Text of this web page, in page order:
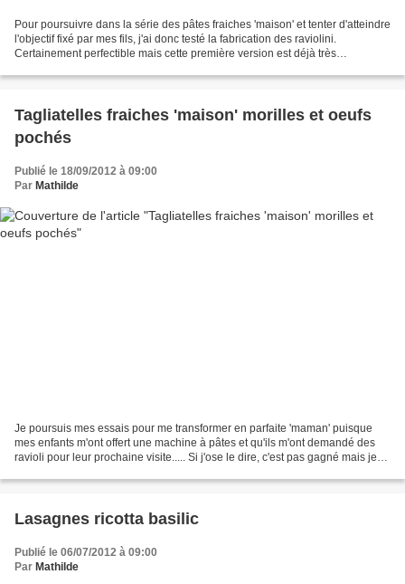
Pour poursuivre dans la série des pâtes fraiches 'maison' et tenter d'atteindre
l'objectif fixé par mes fils, j'ai donc testé la fabrication des raviolini.
Certainement perfectible mais cette première version est déjà très
Tagliatelles fraiches 'maison' morilles et oeufs
pochés
Publié le 18/09/2012 à 09:00
Par Mathilde
Je poursuis mes essais pour me transformer en parfaite 'maman' puisque
mes enfants m'ont offert une machine à pâtes et qu'ils m'ont demandé des
ravioli pour leur prochaine visite..... Si j'ose le dire, c'est pas gagné mais je
Lasagnes ricotta basilic
Publié le 06/07/2012 à 09:00
Par Mathilde